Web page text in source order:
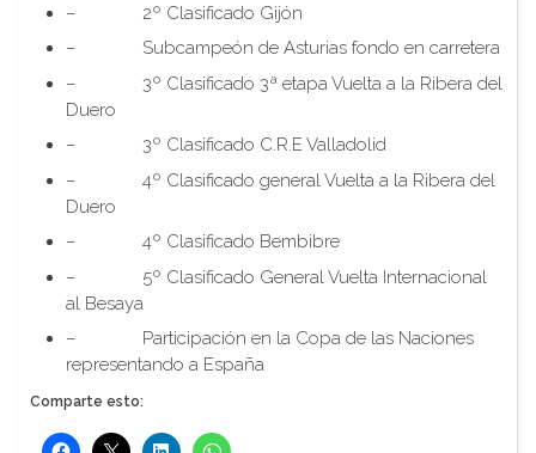
– 2º Clasificado Gijón
– Subcampeón de Asturias fondo en carretera
– 3º Clasificado 3ª etapa Vuelta a la Ribera del
Duero
– 3º Clasificado C.R.E Valladolid
– 4º Clasificado general Vuelta a la Ribera del
Duero
– 4º Clasificado Bembibre
– 5º Clasificado General Vuelta Internacional
al Besaya
– Participación en la Copa de las Naciones
representando a España
Comparte esto: